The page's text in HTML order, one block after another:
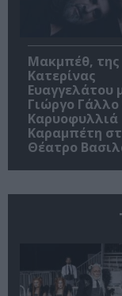
Μακμπέθ, της
Κατερίνας
Ευαγγελάτου
Γιώργο Γάλλο
Καρυοφυλλιά
Καραμπέτη
Θέατρο